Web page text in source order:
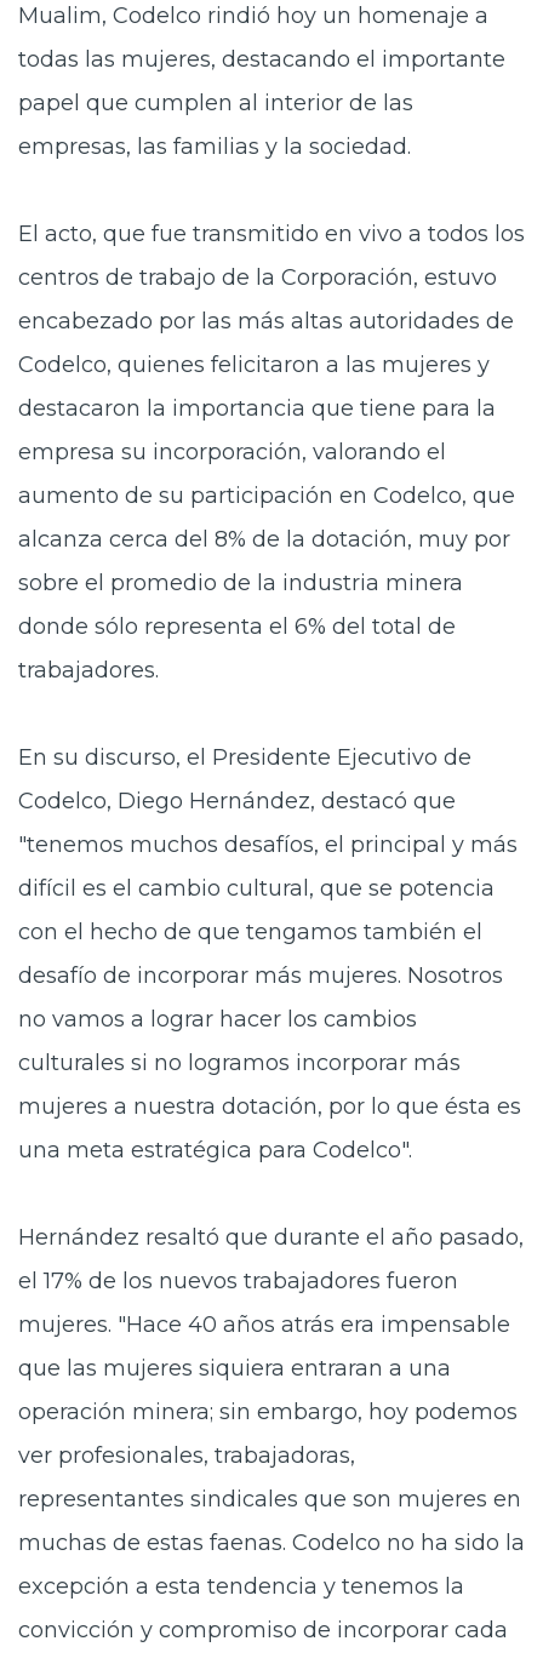
Mualim, Codelco rindió hoy un homenaje a
todas las mujeres, destacando el importante
papel que cumplen al interior de las
empresas, las familias y la sociedad.
El acto, que fue transmitido en vivo a todos los
centros de trabajo de la Corporación, estuvo
encabezado por las más altas autoridades de
Codelco, quienes felicitaron a las mujeres y
destacaron la importancia que tiene para la
empresa su incorporación, valorando el
aumento de su participación en Codelco, que
alcanza cerca del 8% de la dotación, muy por
sobre el promedio de la industria minera
donde sólo representa el 6% del total de
trabajadores.
En su discurso, el Presidente Ejecutivo de
Codelco, Diego Hernández, destacó que
"tenemos muchos desafíos, el principal y más
difícil es el cambio cultural, que se potencia
con el hecho de que tengamos también el
desafío de incorporar más mujeres. Nosotros
no vamos a lograr hacer los cambios
culturales si no logramos incorporar más
mujeres a nuestra dotación, por lo que ésta es
una meta estratégica para Codelco".
Hernández resaltó que durante el año pasado,
el 17% de los nuevos trabajadores fueron
mujeres. "Hace 40 años atrás era impensable
que las mujeres siquiera entraran a una
operación minera; sin embargo, hoy podemos
ver profesionales, trabajadoras,
representantes sindicales que son mujeres en
muchas de estas faenas. Codelco no ha sido la
excepción a esta tendencia y tenemos la
convicción y compromiso de incorporar cada